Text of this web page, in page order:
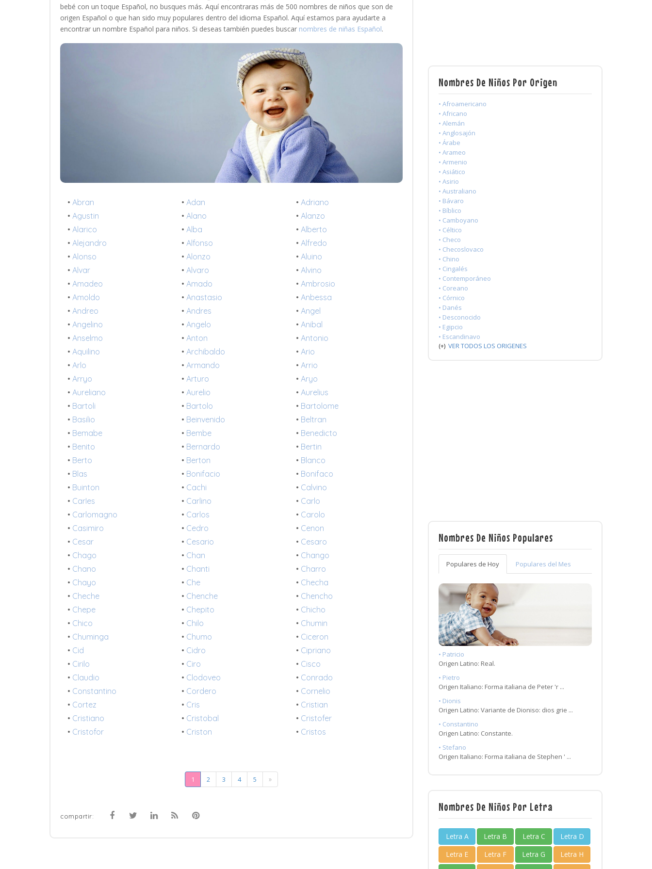
bebé con un toque Español, no busques más. Aquí encontraras más de 500 nombres de niños que son de
origen Español o que han sido muy populares dentro del idioma Español. Aquí estamos para ayudarte a
encontrar un nombre Español para niños. Si deseas también puedes buscar nombres de niñas Español.
• Abran •Adan • Adriano
• Agustin •Alano • Alanzo
• Alarico •Alba • Alberto
• Alejandro •Alfonso • Alfredo
• Alonso •Alonzo • Aluino
• Alvar •Alvaro • Alvino
• Amadeo •Amado • Ambrosio
• Amoldo •Anastasio • Anbessa
• Andreo •Andres • Angel
• Angelino •Angelo • Anibal
• Anselmo •Anton • Antonio
• Aquilino •Archibaldo • Ario
• Arlo •Armando • Arrio
• Arryo •Arturo • Aryo
• Aureliano •Aurelio • Aurelius
• Bartoli • Bartolo • Bartolome
• Basilio • Beinvenido • Beltran
• Bemabe • Bembe • Benedicto
• Benito • Bernardo • Bertin
• Berto • Berton • Blanco
• Blas • Bonifacio • Bonifaco
• Buinton • Cachi • Calvino
• CarIes • Carlino • Carlo
• Carlomagno • Carlos • Carolo
• Casimiro • Cedro • Cenon
• Cesar • Cesario • Cesaro
• Chago • Chan • Chango
• Chano • Chanti • Charro
• Chayo • Che • Checha
• Cheche • Chenche • Chencho
• Chepe • Chepito • Chicho
• Chico • Chilo • Chumin
• Chuminga • Chumo • Ciceron
• Cid • Cidro • Cipriano
• Cirilo • Ciro • Cisco
• Claudio • Clodoveo • Conrado
• Constantino • Cordero • Cornelio
• Cortez • Cris • Cristian
• Cristiano • Cristobal • Cristofer
• Cristofor • Criston • Cristos
1 2 3 4 5 »
compartir:
Nombres De Niños Por Origen
• Afroamericano
• Africano
• Alemán
• Anglosajón
• Árabe
• Arameo
• Armenio
• Asiático
• Asirio
• Australiano
• Bávaro
• Bíblico
• Camboyano
• Céltico
• Checo
• Checoslovaco
• Chino
• Cingalés
• Contemporáneo
• Coreano
• Córnico
• Danés
• Desconocido
• Egipcio
• Escandinavo
(+) VER TODOS LOS ORIGENES
Nombres De Niños Populares
Populares de Hoy Populares del Mes
• Patricio
Origen Latino: Real.
• Pietro
Origen Italiano: Forma italiana de Peter 'r ...
• Dionis
Origen Latino: Variante de Dioniso: dios grie ...
• Constantino
Origen Latino: Constante.
• Stefano
Origen Italiano: Forma italiana de Stephen ' ...
Nombres De Niños Por Letra
Letra A Letra B Letra C
Letra D
Letra E
Letra F Letra G
Letra H